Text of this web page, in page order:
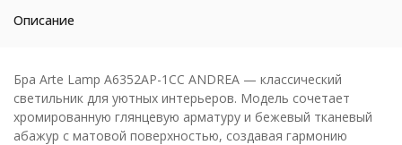
Описание
Бра Arte Lamp A6352AP-1CC ANDREA — классический
светильник для уютных интерьеров. Модель сочетает
хромированную глянцевую арматуру и бежевый тканевый
абажур с матовой поверхностью, создавая гармонию